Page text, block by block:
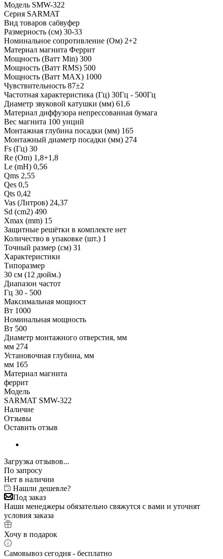
Модель SMW-322
Серия SARMAT
Вид товаров сабвуфер
Размерность (см) 30-33
Номинальное сопротивление (Ом) 2+2
Материал магнита Феррит
Мощность (Ватт Min) 300
Мощность (Ватт RMS) 500
Мощность (Ватт MAX) 1000
Чувствительность 87±2
Частотная характеристика (Гц) 30Гц - 500Гц
Диаметр звуковой катушки (мм) 61,6
Материал диффузора непрессованная бумага
Вес магнита 100 унций
Монтажная глубина посадки (мм) 165
Монтажный диаметр посадки (мм) 274
Fs (Гц) 30
Re (Om) 1,8+1,8
Le (mH) 0,56
Qms 2,55
Qes 0,5
Qts 0,42
Vas (Литров) 24,37
Sd (cm2) 490
Xmax (mm) 15
Защитные решётки в комплекте нет
Количество в упаковке (шт.) 1
Точный размер (см) 31
Характеристики
Типоразмер
30 см (12 дюйм.)
Диапазон частот
Гц 30 - 500
Максимальная мощност
Вт 1000
Номинальная мощность
Вт 500
Диаметр монтажного отверстия, мм
мм 274
Установочная глубина, мм
мм 165
Материал магнита
феррит
Модель
SARMAT SMW-322
Наличие
Отзывы
Оставить отзыв
Загрузка отзывов...
По запросу
Нет в наличии
Нашли дешевле?
Под заказ
Наши менеджеры обязательно свяжутся с вами и уточнят
условия заказа
Хочу в подарок
Самовывоз сегодня - бесплатно